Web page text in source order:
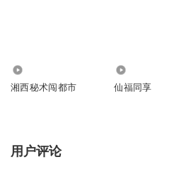
湘西秘术闯都市 仙福同享
用户评论